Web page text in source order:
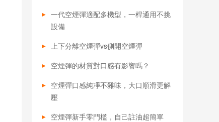
一代空煙彈適配多機型，一桿通用不挑
設備
上下分離空煙彈vs側開空煙彈
空煙彈的材質對口感有影響嗎？
空煙彈口感純凈不雜味，大口順滑更解
壓
空煙彈新手零門檻，自己註油超簡單